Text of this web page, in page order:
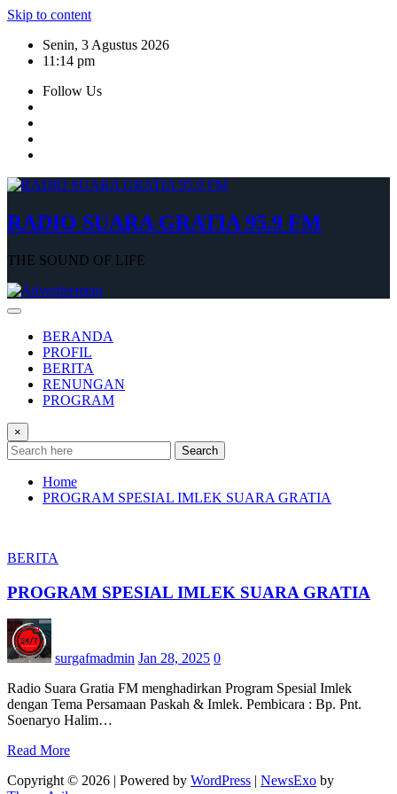
Skip to content
Senin, 3 Agustus 2026
11:14 pm
Follow Us
RADIO SUARA GRATIA 95.9 FM
THE SOUND OF LIFE
BERANDA
PROFIL
BERITA
RENUNGAN
PROGRAM
×
Search
Home
PROGRAM SPESIAL IMLEK SUARA GRATIA
BERITA
PROGRAM SPESIAL IMLEK SUARA GRATIA
surgafmadmin Jan 28, 2025 0
Radio Suara Gratia FM menghadirkan Program Spesial Imlek
dengan Tema Persamaan Paskah & Imlek. Pembicara : Bp. Pnt.
Soenaryo Halim…
Read More
Copyright © 2026 | Powered by WordPress | NewsExo by